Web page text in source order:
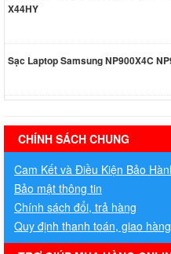
X44HY
Sạc Laptop Samsung NP900X4C
hermes handbags outlet online
CHÍNH SÁCH CHUNG
Cam Kết và Điều Kiện Bảo
Bảo mật thông tin
Chính sách đổi, trả hàng
Quy định thanh toán, giao hàng